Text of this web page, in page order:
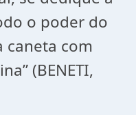
o poder do
caneta com
(BENETI,